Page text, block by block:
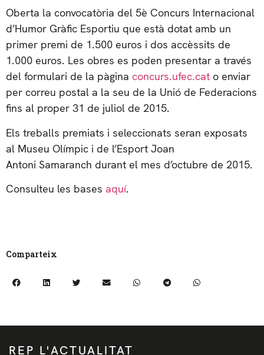
Oberta la convocatòria del 5è Concurs Internacional
d’Humor Gràfic Esportiu que està dotat amb un
primer premi de 1.500 euros i dos accèssits de
1.000 euros. Les obres es poden presentar a través
del formulari de la pàgina concurs.ufec.cat o enviar
per correu postal a la seu de la Unió de Federacions
fins al proper 31 de juliol de 2015.
Els treballs premiats i seleccionats seran exposats
al Museu Olímpic i de l’Esport Joan
Antoni Samaranch durant el mes d’octubre de 2015.
Consulteu les bases aquí.
Comparteix
REP L'ACTUALITAT